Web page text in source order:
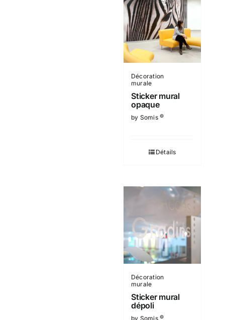
Décoration
murale
Sticker mural
opaque
by Somis©
Détails
Décoration
murale
Sticker mural
dépoli
by Somis©